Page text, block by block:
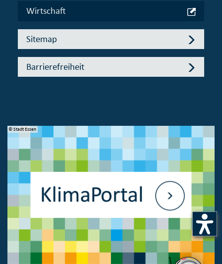
Wirtschaft
Sitemap
Barrierefreiheit
© Stadt Essen